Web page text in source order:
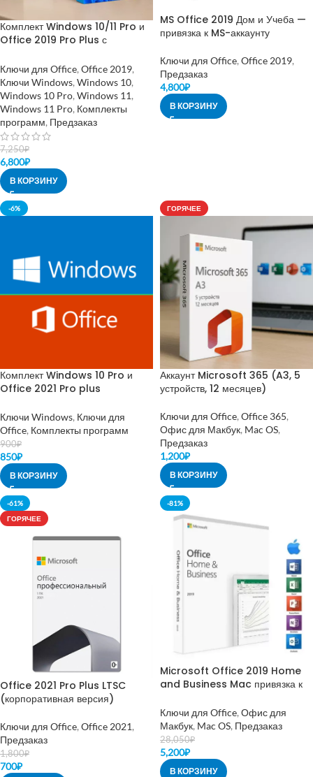
Комплект Windows 10/11 Pro и
Office 2019 Pro Plus с
Ключи для Office, Office 2019,
Ключи Windows, Windows 10,
Windows 10 Pro, Windows 11,
Windows 11 Pro, Комплекты
программ, Предзаказ
7,250₽
6,800₽
В КОРЗИНУ
MS Office 2019 Дом и Учеба —
привязка к MS-аккаунту
Ключи для Office, Office 2019,
Предзаказ
4,800₽
В КОРЗИНУ
-6%
Комплект Windows 10 Pro и
Office 2021 Pro plus
Ключи Windows, Ключи для
Office, Комплекты программ
900₽
850₽
В КОРЗИНУ
ГОРЯЧЕЕ
Аккаунт Microsoft 365 (A3, 5
устройств, 12 месяцев)
Ключи для Office, Office 365,
Офис для Макбук, Mac OS,
Предзаказ
1,200₽
В КОРЗИНУ
-61%
ГОРЯЧЕЕ
Office 2021 Pro Plus LTSC
(корпоративная версия)
Ключи для Office, Office 2021,
Предзаказ
1,800₽
700₽
-81%
Microsoft Office 2019 Home
and Business Mac привязка к
Ключи для Office, Офис для
Макбук, Mac OS, Предзаказ
28,050₽
5,200₽
В КОРЗИНУ